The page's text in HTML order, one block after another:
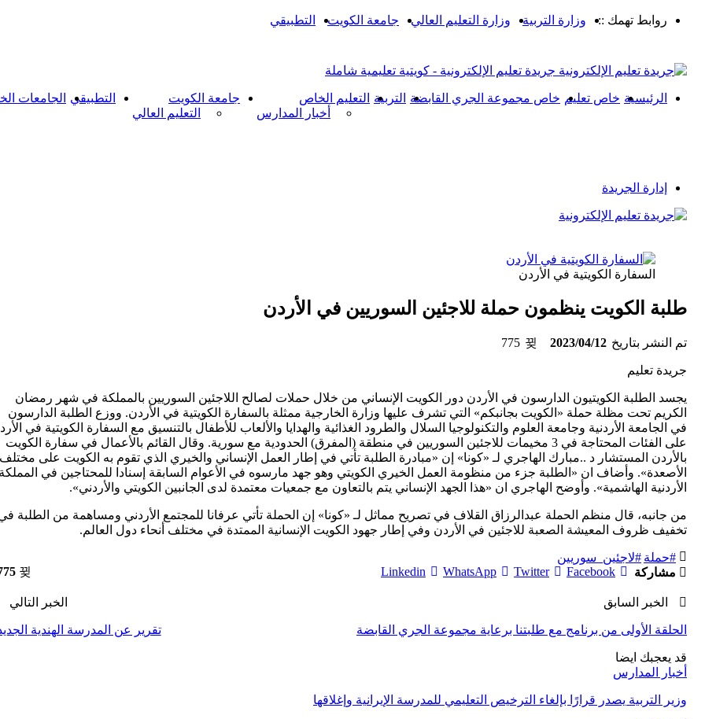
روابط تهمك :: وزارة التربية وزارة التعليم العالي جامعة الكويت التطبيقي
جريدة تعليم الإلكترونية - كويتية تعليمية شاملة
الرئيسية خاص تعليم خاص مجموعة الجري القابضة التربية
التعليم الخاص
أخبار المدارس
جامعة الكويت
التعليم العالي
التطبيقي الجامعات
إدارة الجريدة
السفارة الكويتية في الأردن
طلبة الكويت ينظمون حملة للاجئين السوريين في الأردن
تم النشر بتاريخ 2023/04/12
جريدة تعليم
يجسد الطلبة الكويتيون الدارسون في الأردن دور الكويت الإنساني من خلال حملات لصالح اللاجئين السوريين بالمملكة في شهر رمضان
الكريم تحت مظلة حملة «الكويت بجانبكم» التي تشرف عليها وزارة الخارجية ممثلة ب‍السفارة الكويتية في الأردن. ووزع الطلبة الدارسون
في الجامعة الأردنية وجامعة العلوم والتكنولوجيا السلال والطرود الغذائية والهدايا والألعاب للأطفال بالتنسيق مع السفارة الكويتية في
على الفئات المحتاجة في 3 مخيمات للاجئين السوريين في منطقة (المفرق) الحدودية مع سورية. وقال القائم بالأعمال في سفارة الكويت
بالأردن المستشار د ..مبارك الهاجري لـ «كونا» إن «مبادرة الطلبة تأتي في إطار العمل الإنساني والخيري الذي تقوم به الكويت على مختلف
الأصعدة». وأضاف ان «الطلبة جزء من منظومة العمل الخيري الكويتي وهو جهد مارسوه في الأعوام السابقة إسنادا للمحتاجين في
الأردنية الهاشمية». وأوضح الهاجري ان «هذا الجهد الإنساني يتم بالتعاون مع جمعيات معتمدة لدى الجانبين الكويتي والأردني».
من جانبه، قال منظم الحملة عبدالرزاق القلاف في تصريح مماثل لـ «كونا» إن الحملة تأتي عرفانا للمجتمع الأردني ومساهمة من الطلبة
تخفيف ظروف المعيشة الصعبة للاجئين في الأردن وفي إطار جهود الكويت الإنسانية الممتدة في مختلف أنحاء دول العالم.
#حملة #لاجئين_سوريين
مشاركة Facebook
Twitter
WhatsApp
Linkedin
الخبر السابق
الحلقة الأولى من برنامج مع طلبتنا برعاية مجموعة الجري القابضة
الخبر التالي
تقرير عن المدرسة الهندية
قد يعجبك ايضا
أخبار المدارس
وزير التربية يصدر قرارًا بإلغاء الترخيص التعليمي للمدرسة الإيرانية وإغلاقها